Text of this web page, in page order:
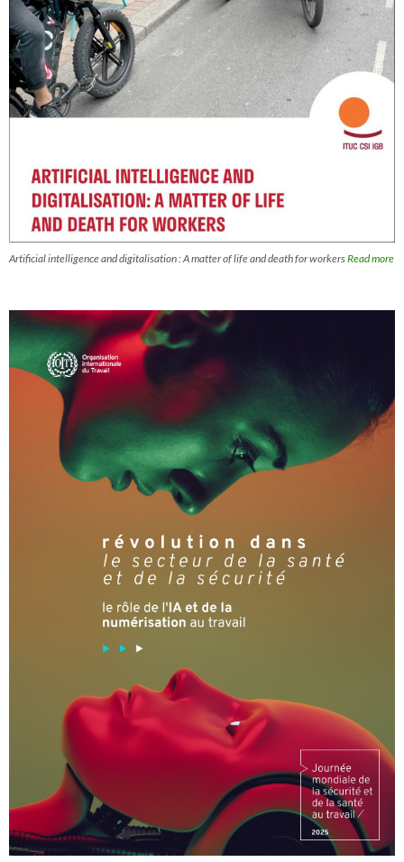
Artificial intelligence and digitalisation : A matter of life and death for workersRead more